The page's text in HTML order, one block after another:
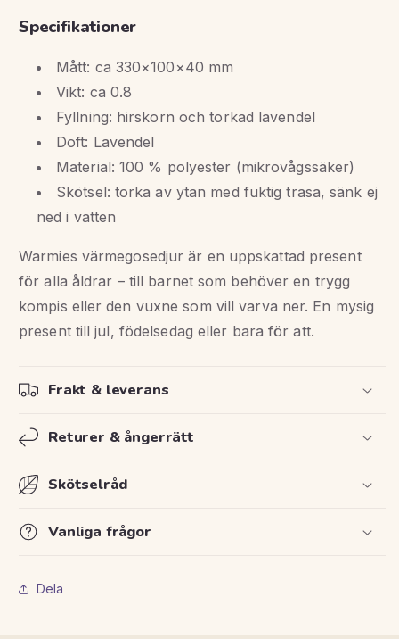
Specifikationer
Mått: ca 330×100×40 mm
Vikt: ca 0.8
Fyllning: hirskorn och torkad lavendel
Doft: Lavendel
Material: 100 % polyester (mikrovågssäker)
Skötsel: torka av ytan med fuktig trasa, sänk ej
ned i vatten
Warmies värmegosedjur är en uppskattad present
för alla åldrar – till barnet som behöver en trygg
kompis eller den vuxne som vill varva ner. En mysig
present till jul, födelsedag eller bara för att.
Frakt & leverans
Returer & ångerrätt
Skötselråd
Vanliga frågor
Dela